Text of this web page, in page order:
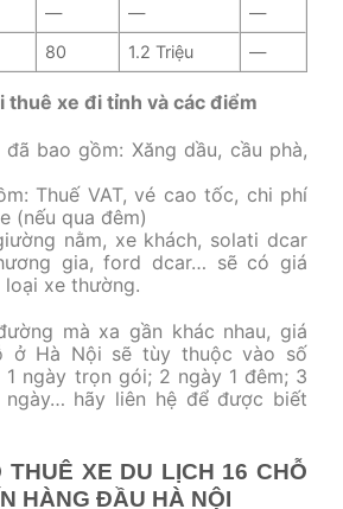
— —
—
80 1.2 Triệu —
thuê xe đi tỉnh và các điểm
bao gồm: Xăng dầu, cầu phà,
Thuế VAT, vé cao tốc, chi phí
(nếu qua đêm)
nằm, xe khách, solati dcar
gia, ford dcar… sẽ có giá
xe thường.
mà xa gần khác nhau, giá
ở Hà Nội sẽ tùy thuộc vào số
1 ngày trọn gói; 2 ngày 1 đêm; 3
hãy liên hệ để được biết
THUÊ XE DU LỊCH 16 CHỖ
HÀNG ĐẦU HÀ NỘI